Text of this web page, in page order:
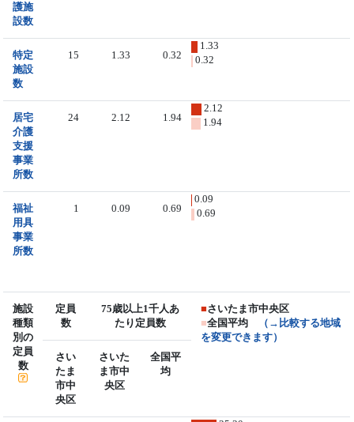
護施
設数
特定
施設
数
15 1.33 0.32
1.33
0.32
居宅
介護
支援
事業
所数
24 2.12 1.94
2.12
1.94
福祉
用具
事業
所数
1 0.09 0.69
0.09
0.69
施設
種類
別の
定員
数
定員
数
75歳以上1千人あ
たり定員数
■さいたま市中央区
■全国平均
（→比較する地域
を変更できます）
さい
たま
市中
央区
さいた
ま市中
央区
全国平
均